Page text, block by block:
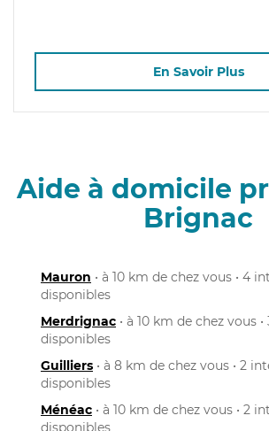
En Savoir Plus
Aide à domicile
Brignac
Mauron • à 10 km de chez vous • 4
disponibles
Merdrignac • à 10 km de chez vous
disponibles
Guilliers • à 8 km de chez vous • 2
disponibles
Ménéac • à 10 km de chez vous • 2
disponibles